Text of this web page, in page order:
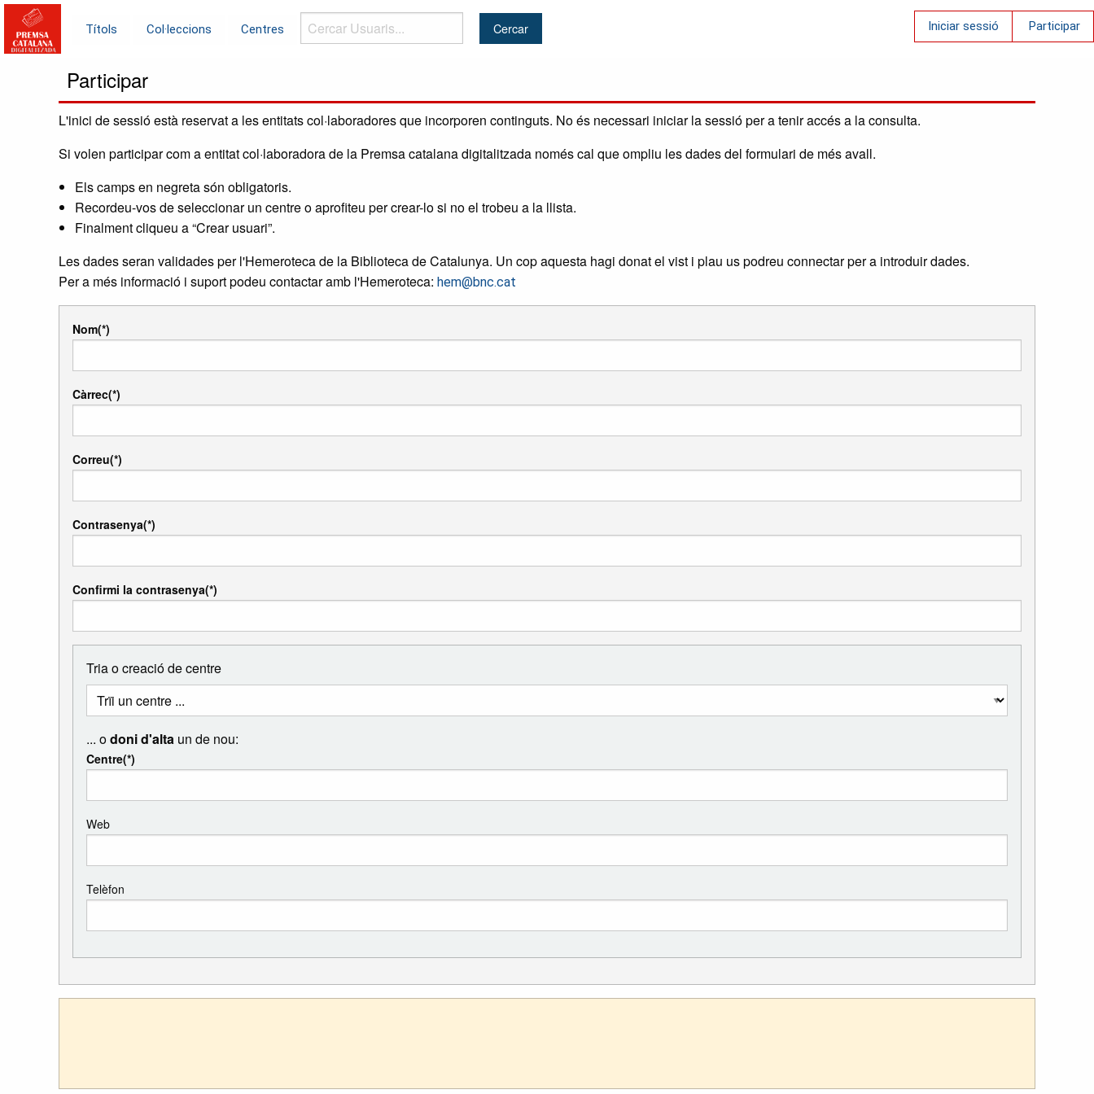
Títols Col·leccions Centres
Cercar
Usuaris...
Iniciar sessió Participar
Participar
L'inici de sessió està reservat a les entitats col·laboradores que incorporen continguts. No és necessari iniciar la sessió per a tenir accés a la consulta.
Si volen participar com a entitat col·laboradora de la Premsa catalana digitalitzada només cal que ompliu les dades del formulari de més avall.
Els camps en negreta són obligatoris.
Recordeu-vos de seleccionar un centre o aprofiteu per crear-lo si no el trobeu a la llista.
Finalment cliqueu a “Crear usuari”.
Les dades seran validades per l'Hemeroteca de la Biblioteca de Catalunya. Un cop aquesta hagi donat el vist i plau us podreu connectar per a introduir dades.
Per a més informació i suport podeu contactar amb l'Hemeroteca: hem@bnc.cat
Nom
Càrrec
Correu
Contrasenya
Confirmi la contrasenya
Tria o creació de centre
Triar
Centre
... odoni d'alta un de nou:
Centre
Web
Telèfon